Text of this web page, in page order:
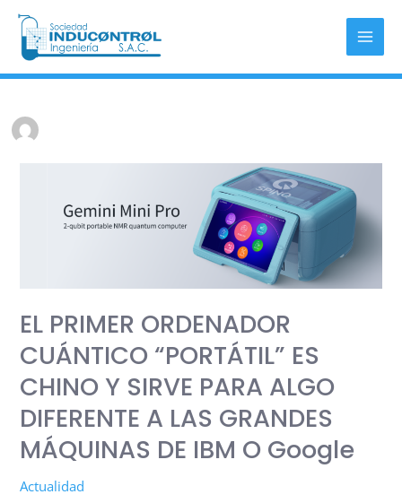
Skip
content
EL PRIMER ORDENADOR
CUÁNTICO “PORTÁTIL” ES
CHINO Y SIRVE PARA ALGO
DIFERENTE A LAS GRANDES
MÁQUINAS DE IBM O Google
Actualidad
ORDENADOR
CHINO
Y
SIRVE
PARA
ALGO
DIFERENTE
LAS